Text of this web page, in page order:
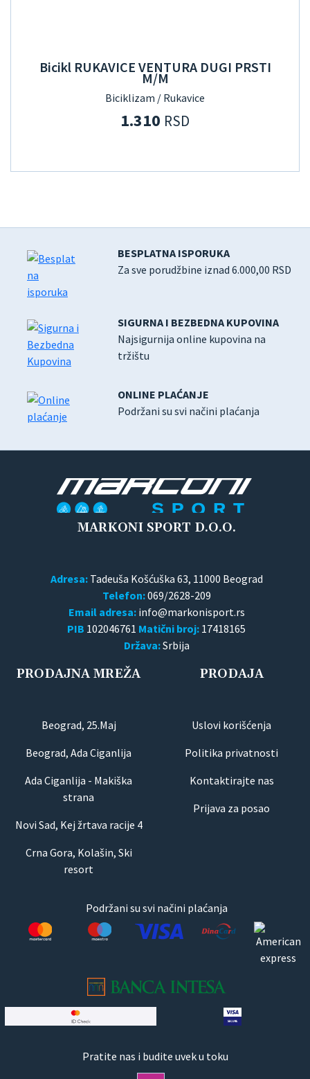
Bicikl RUKAVICE VENTURA DUGI PRSTI
M/M
Biciklizam / Rukavice
1.310 RSD
BESPLATNA ISPORUKA
Za sve porudžbine iznad 6.000,00 RSD
SIGURNA I BEZBEDNA KUPOVINA
Najsigurnija online kupovina na
tržištu
ONLINE PLAĆANJE
Podržani su svi načini plaćanja
MARKONI SPORT D.O.O.
Adresa:Tadeuša Košćuška 63, 11000 Beograd
Telefon:069/2628-209
Email adresa:
PIB 102046761 Matični broj: 17418165
Država:Srbija
PRODAJNA MREŽA
Beograd, 25.Maj
Beograd, Ada Ciganlija
Ada Ciganlija - Makiška
strana
Novi Sad, Kej žrtava racije 4
Crna Gora, Kolašin, Ski
resort
PRODAJA
Uslovi korišćenja
Politika privatnosti
Kontaktirajte nas
Prijava za posao
Podržani su svi načini plaćanja
Pratite nas i budite uvek u toku